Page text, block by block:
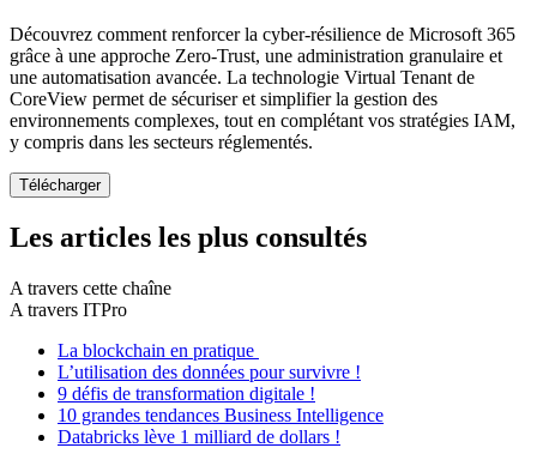
Découvrez comment renforcer la cyber-résilience de Microsoft 365
grâce à une approche Zero-Trust, une administration granulaire et
une automatisation avancée. La technologie Virtual Tenant de
CoreView permet de sécuriser et simplifier la gestion des
environnements complexes, tout en complétant vos stratégies IAM,
y compris dans les secteurs réglementés.
Les articles les plus consultés
A travers cette chaîne
A travers ITPro
La blockchain en pratique
L’utilisation des données pour survivre !
9 défis de transformation digitale !
10 grandes tendances Business Intelligence
Databricks lève 1 milliard de dollars !